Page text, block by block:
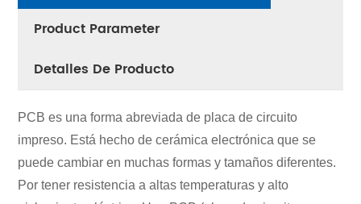
Product Parameter
Detalles De Producto
PCB es una forma abreviada de placa de circuito
impreso. Está hecho de cerámica electrónica que se
puede cambiar en muchas formas y tamaños diferentes.
Por tener resistencia a altas temperaturas y alto